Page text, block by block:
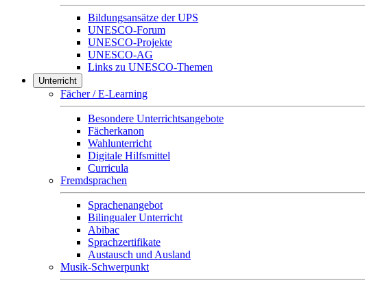
Bildungsansätze der UPS
UNESCO-Forum
UNESCO-Projekte
UNESCO-AG
Links zu UNESCO-Themen
Unterricht
Fächer / E-Learning
Besondere Unterrichtsangebote
Fächerkanon
Wahlunterricht
Digitale Hilfsmittel
Curricula
Fremdsprachen
Sprachenangebot
Bilingualer Unterricht
Abibac
Sprachzertifikate
Austausch und Ausland
Musik-Schwerpunkt